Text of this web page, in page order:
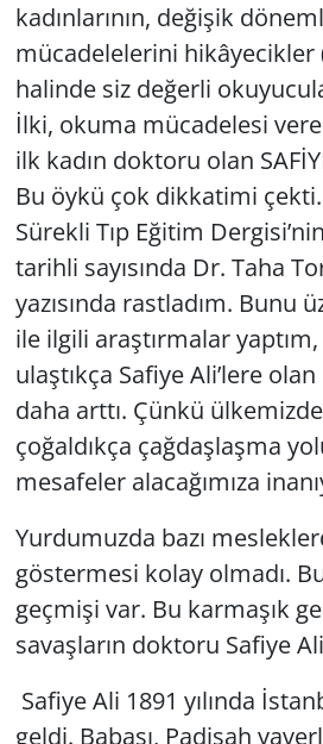
kadınlarının, değişik
mücadelelerini hikâyecikler
halinde siz değerli
İlki, okuma mücadelesi
ilk kadın doktoru olan
Bu öykü çok dikkatimi
Sürekli Tıp Eğitim
tarihli sayısında Dr. Taha
yazısında rastladım. Bunu
ile ilgili araştırmalar
ulaştıkça Safiye Ali’lere
daha arttı. Çünkü
çoğaldıkça çağdaşlaşma
mesafeler alacağımıza
Yurdumuzda bazı
göstermesi kolay olmadı.
geçmişi var. Bu karmaşık
savaşların doktoru Safiye
Safiye Ali 1891 yılında
geldi. Babası, Padişah